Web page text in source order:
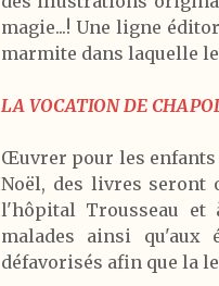
magie...! Une ligne
marmite dans laquelle
LA VOCATION DE
Œuvrer pour les enfants
Noël, des livres seront
l'hôpital Trousseau et
malades ainsi qu'aux
défavorisés afin que la